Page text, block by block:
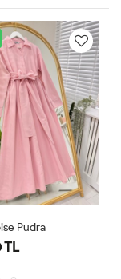
Pudra